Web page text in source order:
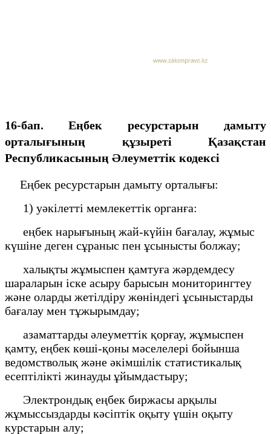
16-бап. Еңбек ресурстарын дамыту
орталығының құзыреті Қазақстан
Республикасының Әлеуметтік кодексі
Еңбек ресурстарын дамыту орталығы:
1) уәкілетті мемлекеттік органға:
еңбек нарығының жай-күйін бағалау, жұмыс
күшіне деген сұраныс пен ұсынысты болжау;
халықты жұмыспен қамтуға жәрдемдесу
шараларын іске асыру барысын мониторингтеу
және оларды жетілдіру жөніндегі ұсыныстарды
бағалау мен тұжырымдау;
азаматтарды әлеуметтік қорғау, жұмыспен
қамту, еңбек көші-қоны мәселелері бойынша
ведомстволық және әкімшілік статистикалық
есептілікті жинауды ұйымдастыру;
Электрондық еңбек биржасы арқылы
жұмыссыздарды кәсіптік оқыту үшін оқыту
курстарын алу;